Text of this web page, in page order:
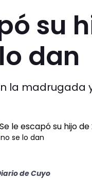
su
dan
la madrugada
se lo dan
de Cuyo